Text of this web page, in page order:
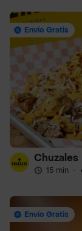
Envío Gratis
Chuzales
15 min ·
Envío Gratis